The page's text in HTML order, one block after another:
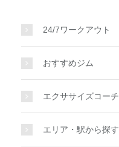
24/7ワークアウト
おすすめジム
エクササイズコーチ
エリア・駅から探す